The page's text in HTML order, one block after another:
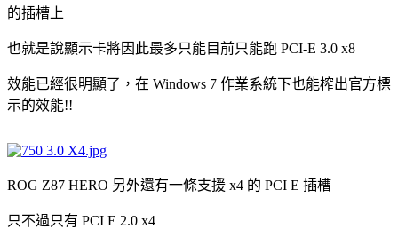
的插槽上
也就是說顯示卡將因此最多只能目前只能跑 PCI-E 3.0 x8
效能已經很明顯了，在 Windows 7 作業系統下也能榨出官方標
示的效能!!
ROG Z87 HERO 另外還有一條支援 x4 的 PCI E 插槽
只不過只有 PCI E 2.0 x4